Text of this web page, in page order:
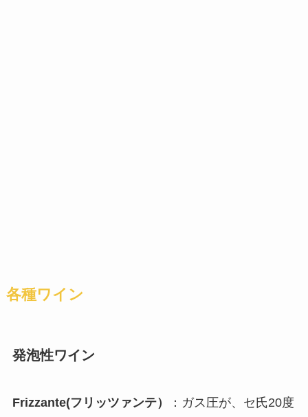
各種ワイン
発泡性ワイン
Frizzante(フリッツァンテ）
：ガス圧が、セ氏20度